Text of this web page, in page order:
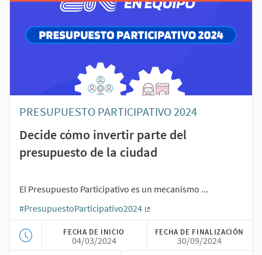
PRESUPUESTO PARTICIPATIVO 2024
Decide cómo invertir parte del
presupuesto de la ciudad
El Presupuesto Participativo es un mecanismo ...
#PresupuestoParticipativo2024
FECHA DE INICIO
04/03/2024
FECHA DE FINALIZACIÓN
30/09/2024